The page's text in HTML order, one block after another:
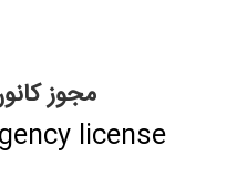
مجوز
license